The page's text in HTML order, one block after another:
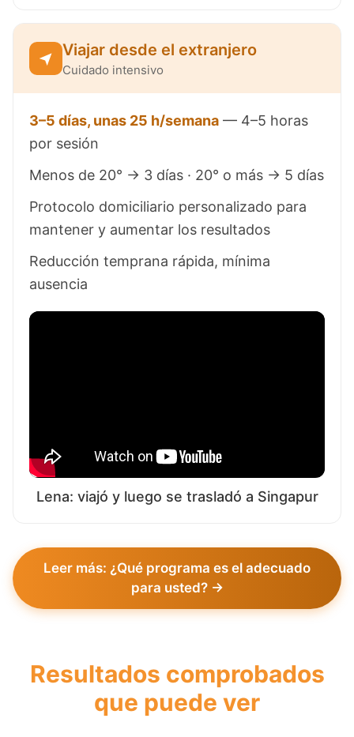
Viajar desde el extranjero
Cuidado intensivo
3–5 días, unas 25 h/semana — 4–5 horas
por sesión
Menos de 20° → 3 días · 20° o más → 5 días
Protocolo domiciliario personalizado para
mantener y aumentar los resultados
Reducción temprana rápida, mínima
ausencia
Lena: viajó y luego se trasladó a Singapur
Leer más: ¿Qué programa es el adecuado
para usted? →
Resultados comprobados
que puede ver